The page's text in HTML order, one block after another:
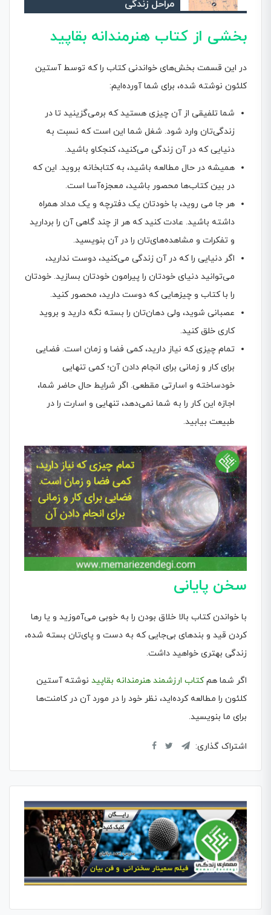
مراحل زندگی
بخشی از کتاب هنرمندانه بقاپید
در این قسمت بخش‌های خواندنی کتاب را که توسط آستین
کلئون نوشته شده، برای شما آورده‌ایم:
شما تلفیقی از آن چیزی هستید که برمی‌‌گزینید تا در
زندگی‌تان وارد شود. شغل شما این است که نسبت به
دنیایی که در آن زندگی می‌کنید، کنجکاو باشید.
همیشه در حال مطالعه باشید، به کتابخانه بروید. این که
در بین کتاب‌ها محصور باشید، معجزه‌آسا است.
هر جا می روید، با خودتان یک دفترچه و یک مداد همراه
داشته باشید. عادت کنید که هر از چند گاهی آن را بردارید
و تفکرات و مشاهده‌های‌تان را در آن بنویسید.
اگر دنیایی را که در آن زندگی می‌کنید، دوست ندارید،
می‌توانید دنیای خودتان را پیرامون خودتان بسازید. خودتان
را با کتاب و چیزهایی که دوست دارید، محصور کنید.
عصبانی شوید، ولی دهان‌تان را بسته نگه دارید و بروید
کاری خلق کنید.
تمام چیزی که نیاز دارید، کمی فضا و زمان است. فضایی
برای کار و زمانی برای انجام‌ دادن آن؛ کمی تنهایی
خودساخته و اسارتی مقطعی. اگر شرایط حال حاضر شما،
اجازه این کار را به شما نمی‌دهد، تنهایی و اسارت را در
طبیعت بیابید.
سخن پایانی
با خواندن کتاب بالا خلاق بودن را به خوبی می‌آموزید و یا رها
کردن قید و بندهای بی‌جایی که به دست و پای‌تان بسته شده،
زندگی بهتری خواهید داشت.
اگر شما همکتاب ارزشمند هنرمندانه بقاپید نوشته آستین
کلئون را مطالعه کرده‌اید، نظر خود را در مورد آن در کامنت‌ها
برای ما بنویسید.
اشتراک گذاری: